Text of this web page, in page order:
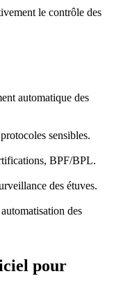
le contrôle des
automatique des
sensibles.
BPF/BPL.
des étuves.
des
pour